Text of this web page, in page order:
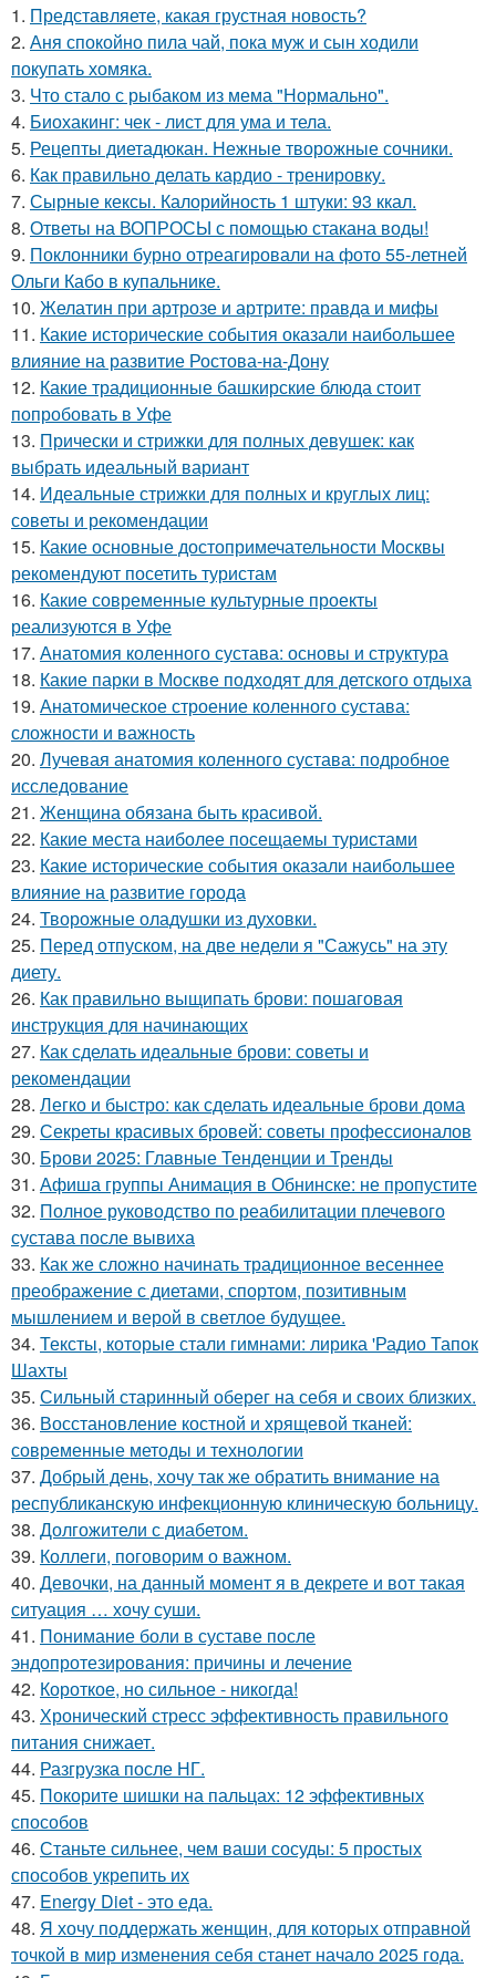
1. Представляете, какая грустная новость?
2. Аня спокойно пила чай, пока муж и сын ходили
покупать хомяка.
3. Что стало с рыбаком из мема "Нормально".
4. Биохакинг: чек - лист для ума и тела.
5. Рецепты диетадюкан. Нежные творожные сочники.
6. Как правильно делать кардио - тренировку.
7. Сырные кексы. Калорийность 1 штуки: 93 ккал.
8. Ответы на ВОПРОСЫ с помощью стакана воды!
9. Поклонники бурно отреагировали на фото 55-летней
Ольги Кабо в купальнике.
10. Желатин при артрозе и артрите: правда и мифы
11. Какие исторические события оказали наибольшее
влияние на развитие Ростова-на-Дону
12. Какие традиционные башкирские блюда стоит
попробовать в Уфе
13. Прически и стрижки для полных девушек: как
выбрать идеальный вариант
14. Идеальные стрижки для полных и круглых лиц:
советы и рекомендации
15. Какие основные достопримечательности Москвы
рекомендуют посетить туристам
16. Какие современные культурные проекты
реализуются в Уфе
17. Анатомия коленного сустава: основы и структура
18. Какие парки в Москве подходят для детского отдыха
19. Анатомическое строение коленного сустава:
сложности и важность
20. Лучевая анатомия коленного сустава: подробное
исследование
21. Женщина обязана быть красивой.
22. Какие места наиболее посещаемы туристами
23. Какие исторические события оказали наибольшее
влияние на развитие города
24. Творожные оладушки из духовки.
25. Перед отпуском, на две недели я "Сажусь" на эту
диету.
26. Как правильно выщипать брови: пошаговая
инструкция для начинающих
27. Как сделать идеальные брови: советы и
рекомендации
28. Легко и быстро: как сделать идеальные брови дома
29. Секреты красивых бровей: советы профессионалов
30. Брови 2025: Главные Тенденции и Тренды
31. Афиша группы Анимация в Обнинске: не пропустите
32. Полное руководство по реабилитации плечевого
сустава после вывиха
33. Как же сложно начинать традиционное весеннее
преображение с диетами, спортом, позитивным
мышлением и верой в светлое будущее.
34. Тексты, которые стали гимнами: лирика 'Радио Тапок
Шахты
35. Сильный старинный оберег на себя и своих близких.
36. Восстановление костной и хрящевой тканей:
современные методы и технологии
37. Добрый день, хочу так же обратить внимание на
республиканскую инфекционную клиническую больницу.
38. Долгожители с диабетом.
39. Коллеги, поговорим о важном.
40. Девочки, на данный момент я в декрете и вот такая
ситуация … хочу суши.
41. Понимание боли в суставе после
эндопротезирования: причины и лечение
42. Короткое, но сильное - никогда!
43. Хронический стресс эффективность правильного
питания снижает.
44. Разгрузка после НГ.
45. Покорите шишки на пальцах: 12 эффективных
способов
46. Станьте сильнее, чем ваши сосуды: 5 простых
способов укрепить их
47. Energy Diet - это еда.
48. Я хочу поддержать женщин, для которых отправной
точкой в мир изменения себя станет начало 2025 года.